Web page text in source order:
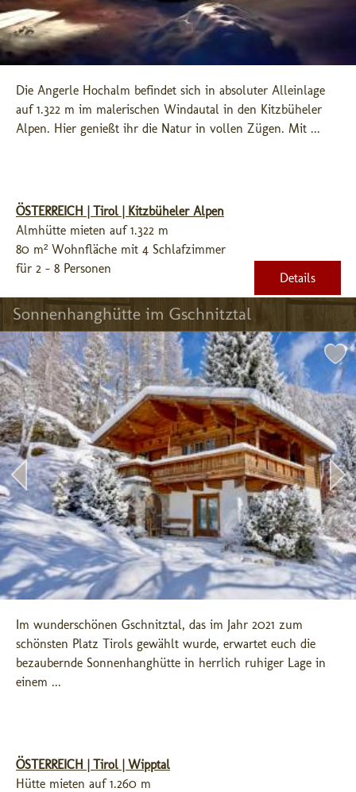
Die Angerle Hochalm befindet sich in absoluter Alleinlage
auf 1.322 m im malerischen Windautal in den Kitzbüheler
Alpen. Hier genießt ihr die Natur in vollen Zügen. Mit ...
ÖSTERREICH | Tirol | Kitzbüheler Alpen
Almhütte mieten auf 1.322 m
80 m² Wohnfläche mit 4 Schlafzimmer
für 2 - 8 Personen
Details
Sonnenhanghütte im Gschnitztal
Im wunderschönen Gschnitztal, das im Jahr 2021 zum
schönsten Platz Tirols gewählt wurde, erwartet euch die
bezaubernde Sonnenhanghütte in herrlich ruhiger Lage in
einem ...
ÖSTERREICH | Tirol | Wipptal
Hütte mieten auf 1.260 m